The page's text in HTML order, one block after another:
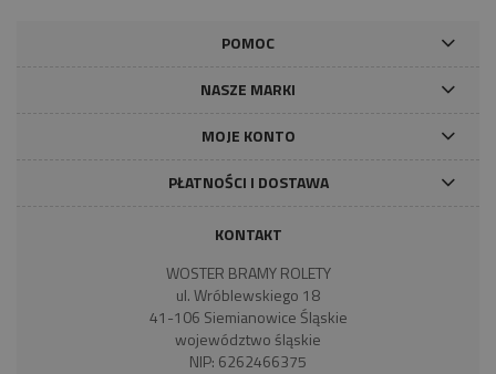
POMOC
NASZE MARKI
MOJE KONTO
PŁATNOŚCI I DOSTAWA
KONTAKT
WOSTER BRAMY ROLETY
ul. Wróblewskiego 18
41-106 Siemianowice Śląskie
województwo śląskie
NIP: 6262466375